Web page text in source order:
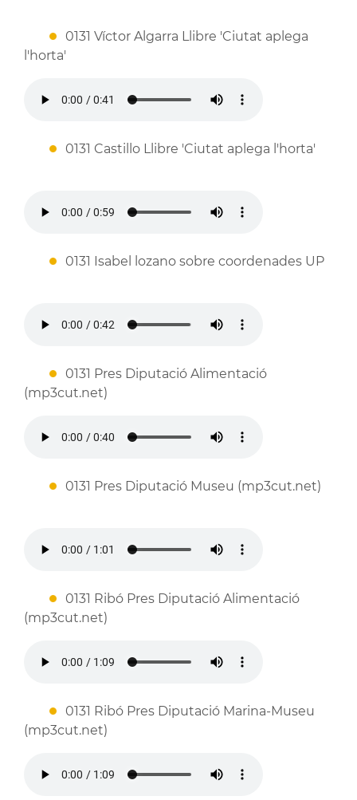
0131 Víctor Algarra Llibre 'Ciutat aplega
l'horta'
0131 Castillo Llibre 'Ciutat aplega l'horta'
0131 Isabel lozano sobre coordenades UP
0131 Pres Diputació Alimentació
(mp3cut.net)
0131 Pres Diputació Museu (mp3cut.net)
0131 Ribó Pres Diputació Alimentació
(mp3cut.net)
0131 Ribó Pres Diputació Marina-Museu
(mp3cut.net)